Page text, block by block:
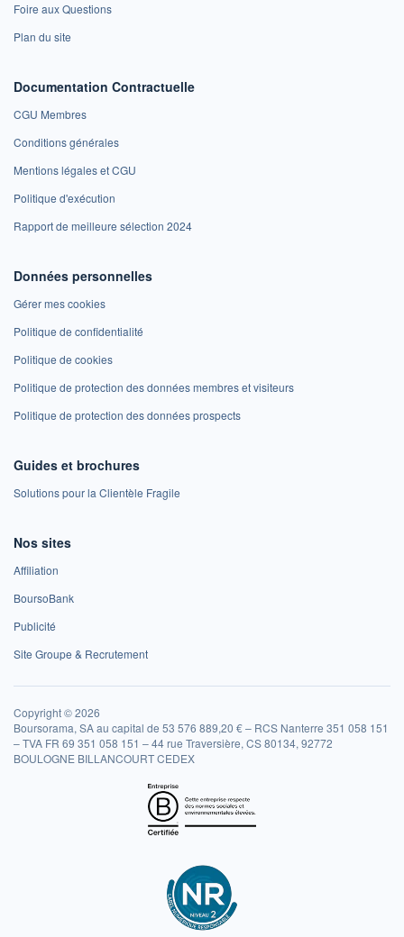
Foire aux Questions
Plan du site
Documentation Contractuelle
CGU Membres
Conditions générales
Mentions légales et CGU
Politique d'exécution
Rapport de meilleure sélection 2024
Données personnelles
Gérer mes cookies
Politique de confidentialité
Politique de cookies
Politique de protection des données membres et visiteurs
Politique de protection des données prospects
Guides et brochures
Solutions pour la Clientèle Fragile
Nos sites
Affiliation
BoursoBank
Publicité
Site Groupe & Recrutement
Copyright © 2026
Boursorama, SA au capital de 53 576 889,20 € – RCS Nanterre 351 058 151
– TVA FR 69 351 058 151 – 44 rue Traversière, CS 80134, 92772
BOULOGNE BILLANCOURT CEDEX